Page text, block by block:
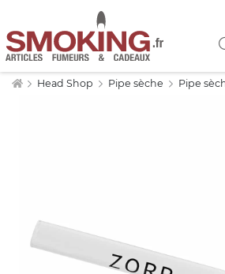
Head Shop Pipe sèche Pipe